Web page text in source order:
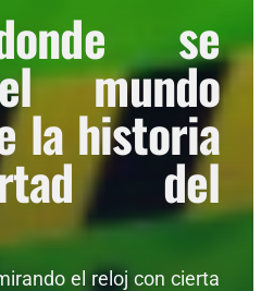
se
mundo
la historia
del
el reloj con cierta